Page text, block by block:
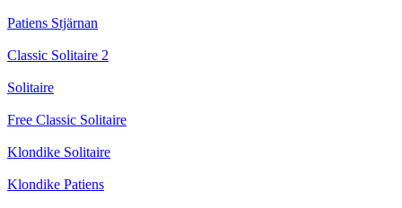
Patiens Stjärnan
Classic Solitaire 2
Solitaire
Free Classic Solitaire
Klondike Solitaire
Klondike Patiens